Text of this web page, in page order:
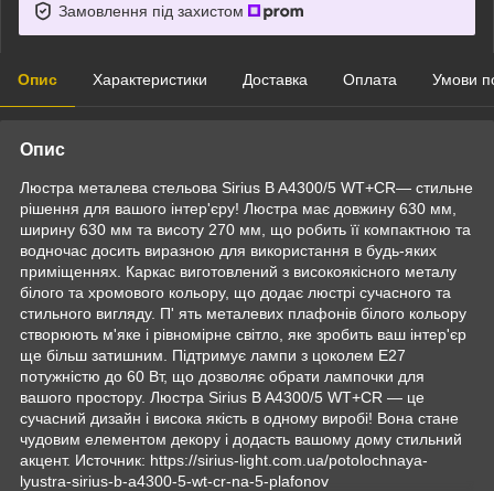
Замовлення під захистом
Опис Характеристики Доставка Оплата Умови
Опис
Люстра металева стельова Sirius B A4300/5 WT+CR— стильне
рішення для вашого інтер'єру! Люстра має довжину 630 мм,
ширину 630 мм та висоту 270 мм, що робить її компактною та
водночас досить виразною для використання в будь-яких
приміщеннях. Каркас виготовлений з високоякісного металу
білого та хромового кольору, що додає люстрі сучасного та
стильного вигляду. П' ять металевих плафонів білого кольору
створюють м'яке і рівномірне світло, яке зробить ваш інтер'єр
ще більш затишним. Підтримує лампи з цоколем Е27
потужністю до 60 Вт, що дозволяє обрати лампочки для
вашого простору. Люстра Sirius B A4300/5 WT+CR — це
сучасний дизайн і висока якість в одному виробі! Вона стане
чудовим елементом декору і додасть вашому дому стильний
акцент. Источник: https://sirius-light.com.ua/potolochnaya-
lyustra-sirius-b-a4300-5-wt-cr-na-5-plafonov